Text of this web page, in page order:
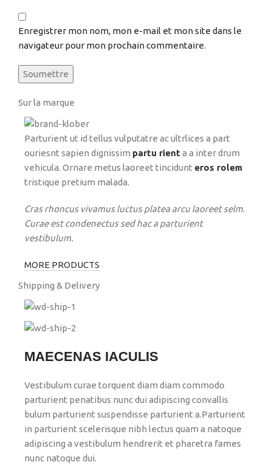
Enregistrer mon nom, mon e-mail et mon site dans le
navigateur pour mon prochain commentaire.
Sur la marque
Parturient ut id tellus vulputatre ac ultrlices a part
ouriesnt sapien dignissim partu rienta a inter drum
vehicula. Ornare metus laoreet tincidunt eros rolem
tristique pretium malada.
Cras rhoncus vivamus luctus platea arcu laoreet selm.
Curae est condenectus sed hac a parturient
vestibulum.
MORE PRODUCTS
Shipping & Delivery
MAECENAS IACULIS
Vestibulum curae torquent diam diam commodo
parturient penatibus nunc dui adipiscing convallis
bulum parturient suspendisse parturient a.Parturient
in parturient scelerisque nibh lectus quam a natoque
adipiscing a vestibulum hendrerit et pharetra fames
nunc natoque dui.